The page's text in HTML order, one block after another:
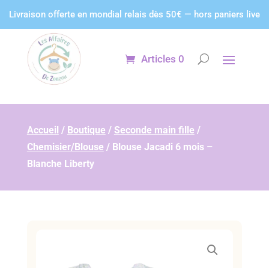
Livraison offerte en mondial relais dès 50€ — hors paniers live
Articles 0
Accueil / Boutique / Seconde main fille /
Chemisier/Blouse / Blouse Jacadi 6 mois –
Blanche Liberty
Panneau de gestion des cookies